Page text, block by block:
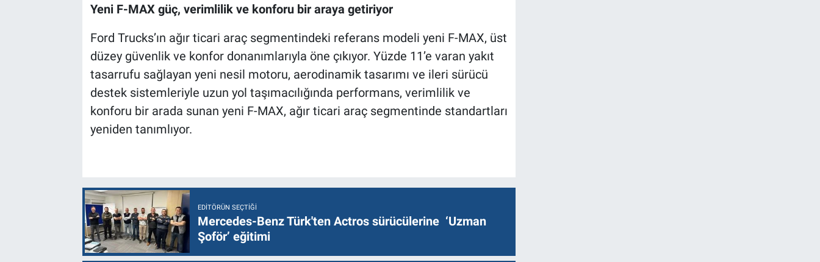
Yeni F-MAX güç, verimlilik ve konforu bir araya getiriyor
Ford Trucks’ın ağır ticari araç segmentindeki referans modeli yeni F-MAX, üst
düzey güvenlik ve konfor donanımlarıyla öne çıkıyor. Yüzde 11’e varan yakıt
tasarrufu sağlayan yeni nesil motoru, aerodinamik tasarımı ve ileri sürücü
destek sistemleriyle uzun yol taşımacılığında performans, verimlilik ve
konforu bir arada sunan yeni F-MAX, ağır ticari araç segmentinde standartları
yeniden tanımlıyor.
EDITÖRÜN SEÇTIĞI
Mercedes-Benz Türk'ten Actros sürücülerine ‘Uzman
Şoför’ eğitimi